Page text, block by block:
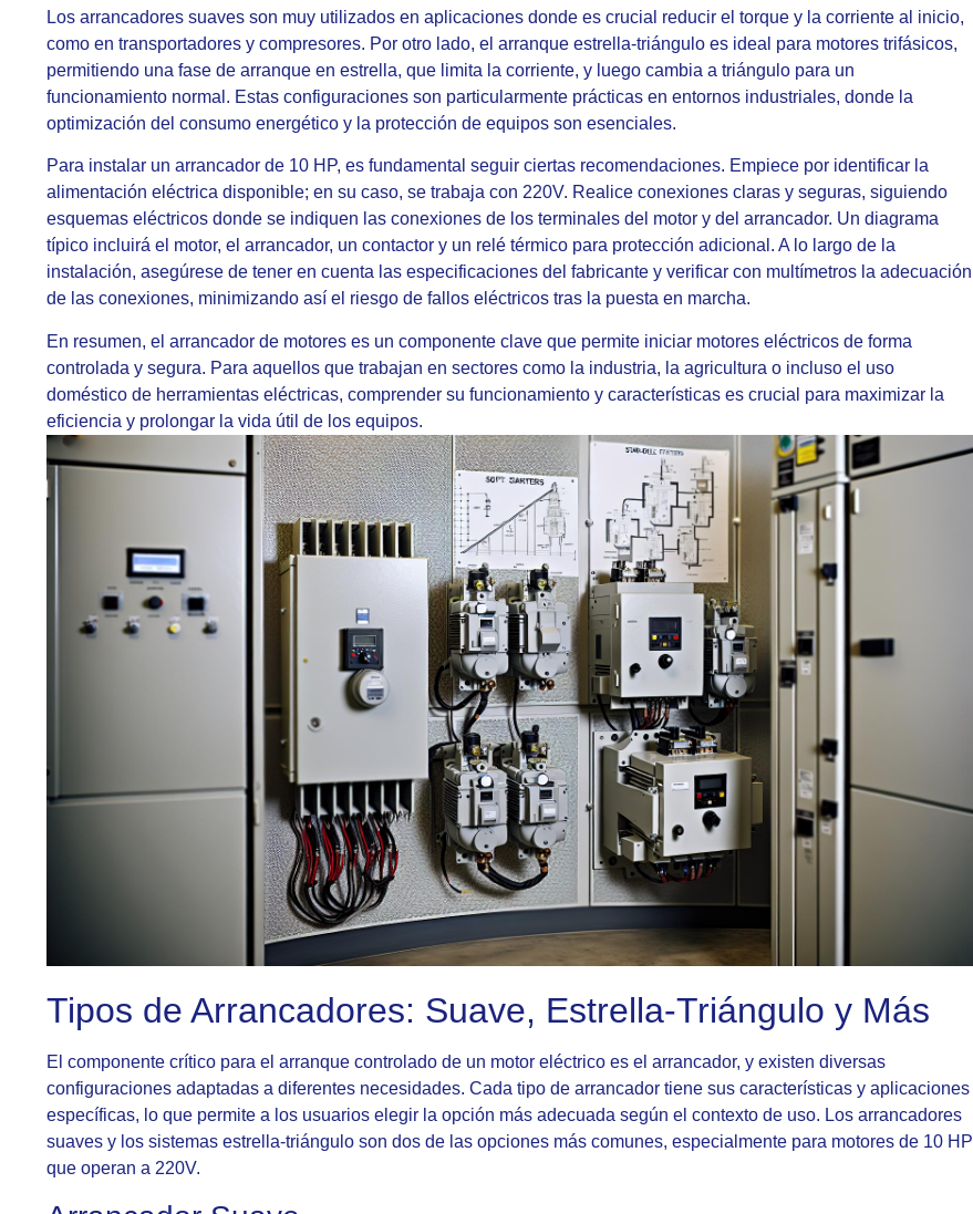
Los arrancadores suaves son muy utilizados en aplicaciones donde es crucial reducir el torque y la corriente al inicio,
como en transportadores y compresores. Por otro lado, el arranque estrella-triángulo es ideal para motores trifásicos,
permitiendo una fase de arranque en estrella, que limita la corriente, y luego cambia a triángulo para un
funcionamiento normal. Estas configuraciones son particularmente prácticas en entornos industriales, donde la
optimización del consumo energético y la protección de equipos son esenciales.
Para instalar un arrancador de 10 HP, es fundamental seguir ciertas recomendaciones. Empiece por identificar la
alimentación eléctrica disponible; en su caso, se trabaja con 220V. Realice conexiones claras y seguras, siguiendo
esquemas eléctricos donde se indiquen las conexiones de los terminales del motor y del arrancador. Un diagrama
típico incluirá el motor, el arrancador, un contactor y un relé térmico para protección adicional. A lo largo de la
instalación, asegúrese de tener en cuenta las especificaciones del fabricante y verificar con multímetros la adecuación
de las conexiones, minimizando así el riesgo de fallos eléctricos tras la puesta en marcha.
En resumen, el arrancador de motores es un componente clave que permite iniciar motores eléctricos de forma
controlada y segura. Para aquellos que trabajan en sectores como la industria, la agricultura o incluso el uso
doméstico de herramientas eléctricas, comprender su funcionamiento y características es crucial para maximizar la
eficiencia y prolongar la vida útil de los equipos.
Tipos de Arrancadores: Suave, Estrella-Triángulo y Más
El componente crítico para el arranque controlado de un motor eléctrico es el arrancador, y existen diversas
configuraciones adaptadas a diferentes necesidades. Cada tipo de arrancador tiene sus características y aplicaciones
específicas, lo que permite a los usuarios elegir la opción más adecuada según el contexto de uso. Los arrancadores
suaves y los sistemas estrella-triángulo son dos de las opciones más comunes, especialmente para motores de 10 HP
que operan a 220V.